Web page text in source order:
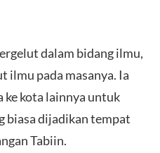
dalam bidang ilmu,
ilmu pada masanya. Ia
ke kota lainnya untuk
biasa dijadikan tempat
Tabiin.